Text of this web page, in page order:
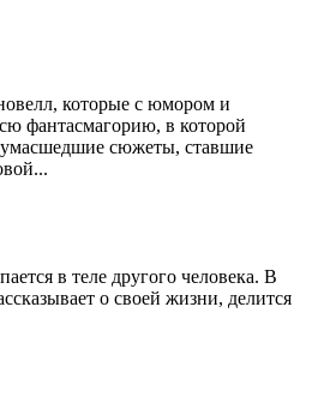
которые с юмором и
фантасмагорию, в которой
сюжеты, ставшие
в теле другого человека. В
о своей жизни, делится